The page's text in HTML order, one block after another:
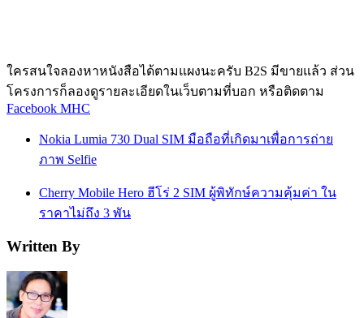
ใครสนใจลองหาหนังสือได้ตามแผงนะครับ B2S มีขายแล้ว ส่วน
โครงการก็ลองดูรายละเอียดในเว็บตามที่บอก หรือติดตาม
Facebook MHC
Nokia Lumia 730 Dual SIM มือถือที่เกิดมาเพื่อการถ่าย
ภาพ Selfie
Cherry Mobile Hero ฮีโร่ 2 SIM ผู้พิทักษ์ความคุ้มค่า ใน
ราคาไม่ถึง 3 พัน
Written By